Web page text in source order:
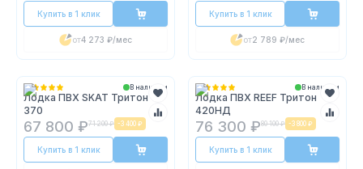
Купить в 1 клик
от4 273 ₽/мес
Купить в 1 клик
от2 789 ₽/мес
В наличии
Лодка ПВХ SKAT Тритон
370
67 800 ₽71 200 ₽ -3 400 ₽
Купить в 1 клик
В наличии
Лодка ПВХ REEF Тритон
420НД
76 300 ₽80 100 ₽ -3 800 ₽
Купить в 1 клик